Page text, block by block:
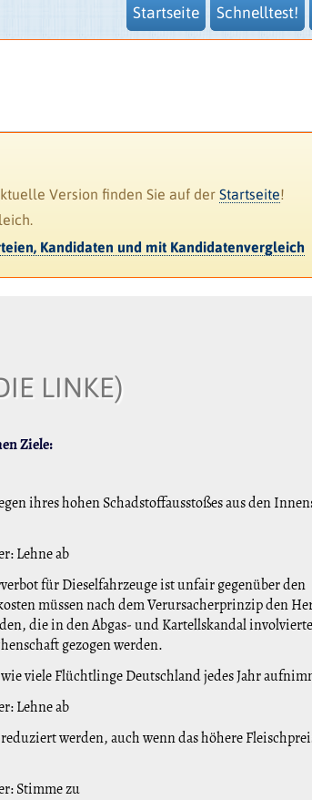
Startseite Schnelltest!
Version finden Sie auf derStartseite!
Kandidaten und mit Kandidatenvergleich
LINKE)
Ziele:
ihres hohen Schadstoffausstoßes aus den
Lehne ab
für Dieselfahrzeuge ist unfair gegenüber den
müssen nach dem Verursacherprinzip den
die in den Abgas- und Kartellskandal
gezogen werden.
viele Flüchtlinge Deutschland jedes Jahr
Lehne ab
werden, auch wenn das höhere
Stimme zu